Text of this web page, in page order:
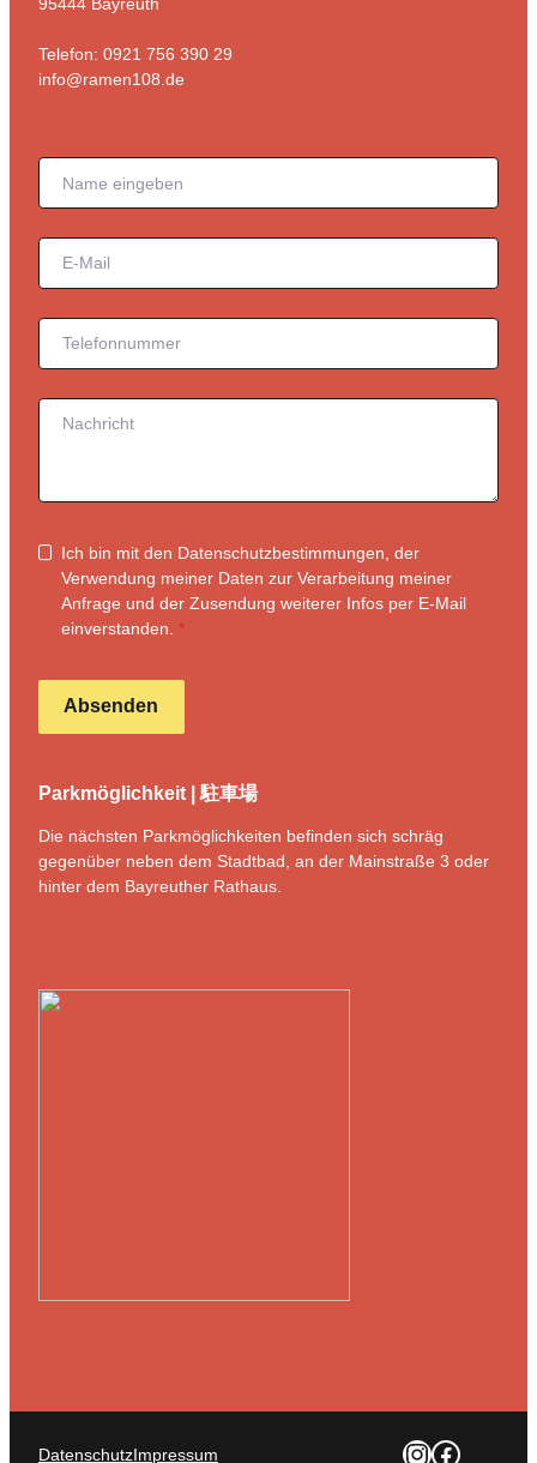
Telefon: 0921 756 390 29
info@ramen108.de
Ich bin mit den Datenschutzbestimmungen, der
Verwendung meiner Daten zur Verarbeitung meiner
Anfrage und der Zusendung weiterer Infos per E-Mail
einverstanden.
*
Absenden
Parkmöglichkeit | 駐車場
Die nächsten Parkmöglichkeiten befinden sich schräg
gegenüber neben dem Stadtbad, an der Mainstraße 3 oder
hinter dem Bayreuther Rathaus.
DatenschutzImpressum https://www.instagram.com/p/C3IBxuXIe7i/ https://www.facebook.com/profile.php?id=61555189250641